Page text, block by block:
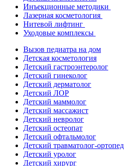
Инъекционные методики
Лазерная косметология
Нитевой лифтинг
Уходовые комплексы
Вызов педиатра на дом
Детская косметология
Детский гастроэнтеролог
Детский гинеколог
Детский дерматолог
Детский ЛОР
Детский маммолог
Детский массажист
Детский невролог
Детский остеопат
Детский офтальмолог
Детский травматолог-ортопед
Детский уролог
Детский хирург